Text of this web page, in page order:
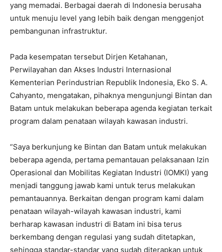
yang memadai. Berbagai daerah di Indonesia berusaha
untuk menuju level yang lebih baik dengan menggenjot
pembangunan infrastruktur.
Pada kesempatan tersebut Dirjen Ketahanan,
Perwilayahan dan Akses Industri Internasional
Kementerian Perindustrian Republik Indonesia, Eko S. A.
Cahyanto, mengatakan, pihaknya mengunjungi Bintan dan
Batam untuk melakukan beberapa agenda kegiatan terkait
program dalam penataan wilayah kawasan industri.
“Saya berkunjung ke Bintan dan Batam untuk melakukan
beberapa agenda, pertama pemantauan pelaksanaan Izin
Operasional dan Mobilitas Kegiatan Industri (IOMKI) yang
menjadi tanggung jawab kami untuk terus melakukan
pemantauannya. Berkaitan dengan program kami dalam
penataan wilayah-wilayah kawasan industri, kami
berharap kawasan industri di Batam ini bisa terus
berkembang dengan regulasi yang sudah ditetapkan,
sehingga standar-standar yang sudah diterapkan untuk